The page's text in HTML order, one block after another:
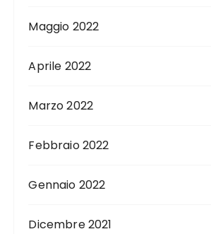
Maggio 2022
Aprile 2022
Marzo 2022
Febbraio 2022
Gennaio 2022
Dicembre 2021